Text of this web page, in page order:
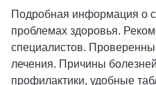
Подробная информация о
проблемах здоровья.
специалистов.
лечения. Причины
профилактики, удобные